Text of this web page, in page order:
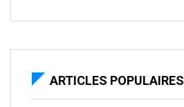
ARTICLES POPULAIRES